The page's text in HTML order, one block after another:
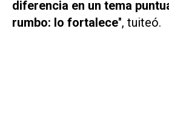
diferencia en un tema
rumbo: lo fortalece", tuiteó.